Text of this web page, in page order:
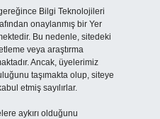
Bilgi Teknolojileri
onaylanmış bir Yer
Bu nedenle, sitedeki
veya araştırma
Ancak, üyelerimiz
taşımakta olup, siteye
etmiş sayılırlar.
aykırı olduğunu